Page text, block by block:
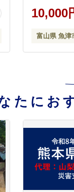
10,000
富山県 魚津
たにお